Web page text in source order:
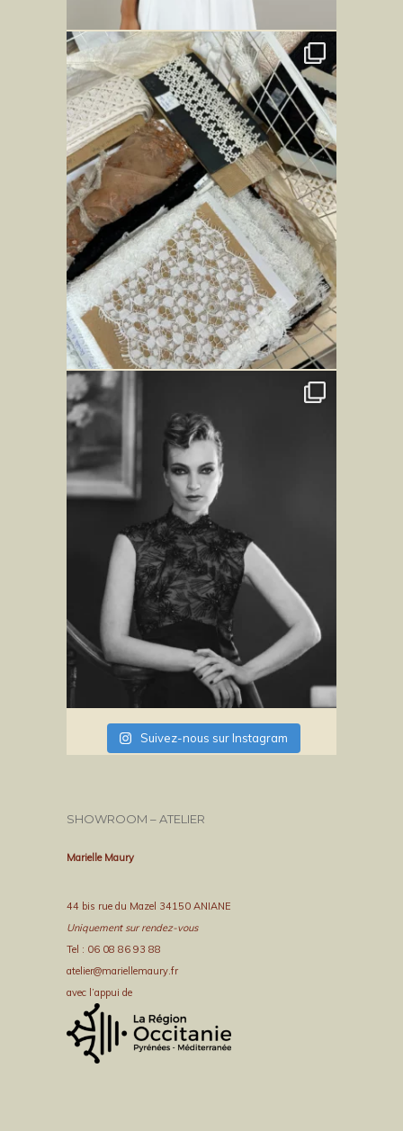
Suivez-nous sur Instagram
SHOWROOM – ATELIER
Marielle Maury
44 bis rue du Mazel 34150 ANIANE
Uniquement sur rendez-vous
Tel : 06 08 86 93 88
atelier@mariellemaury.fr
avec l’appui de